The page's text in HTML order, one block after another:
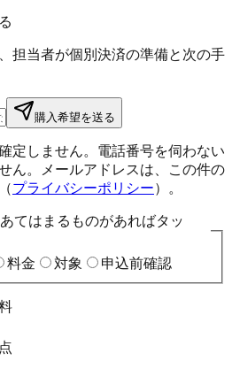
担当者が個別決済の準備と次の手
購入希望を送る
定しません。電話番号を伺わない
ん。メールアドレスは、この件の
プライバシーポリシー）。
てはまるものがあればタッ
料金 対象 申込前確認